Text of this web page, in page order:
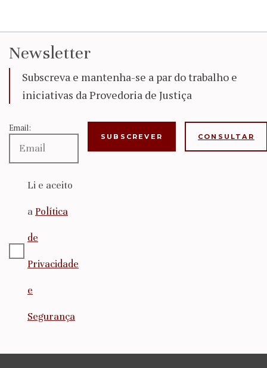
Newsletter
Subscreva e mantenha-se a par do trabalho e
iniciativas da Provedoria de Justiça
Email:
Li e aceito
a Política
de
Privacidade
e
Segurança
CONSULTAR